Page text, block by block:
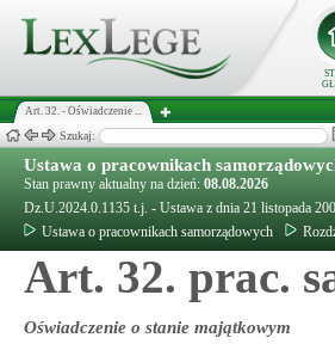
Art. 32. - Oświadczenie ...
Szukaj:
Ustawa o pracownikach
Stan prawny aktualny na dzień: 08.08.2026
Dz.U.2024.0.1135 t.j. - Ustawa z dnia 21 listopada
Ustawa o pracownikach samorządowych
Art. 32. prac.
Oświadczenie o stanie majątkowym